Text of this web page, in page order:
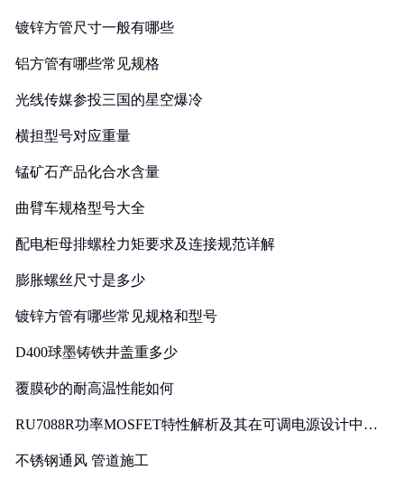
镀锌方管尺寸一般有哪些
铝方管有哪些常见规格
光线传媒参投三国的星空爆冷
横担型号对应重量
锰矿石产品化合水含量
曲臂车规格型号大全
配电柜母排螺栓力矩要求及连接规范详解
膨胀螺丝尺寸是多少
镀锌方管有哪些常见规格和型号
D400球墨铸铁井盖重多少
覆膜砂的耐高温性能如何
RU7088R功率MOSFET特性解析及其在可调电源设计中的
不锈钢通风 管道施工